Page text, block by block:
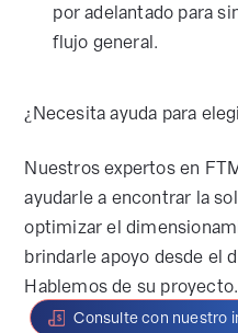
por adelantado para
flujo general.
¿Necesita ayuda para
Nuestros expertos en
ayudarle a encontrar la
optimizar el
brindarle apoyo desde el
Hablemos de su proyecto.
Consulte con nuestro